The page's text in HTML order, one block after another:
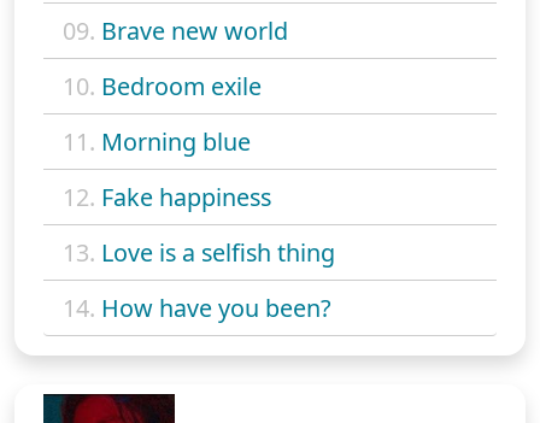
09. Brave new world
10. Bedroom exile
11. Morning blue
12. Fake happiness
13. Love is a selfish thing
14. How have you been?